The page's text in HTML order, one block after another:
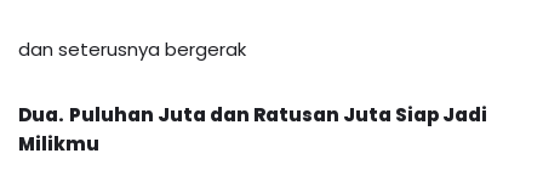
dan seterusnya bergerak
Dua. Puluhan Juta dan Ratusan Juta Siap Jadi
Milikmu